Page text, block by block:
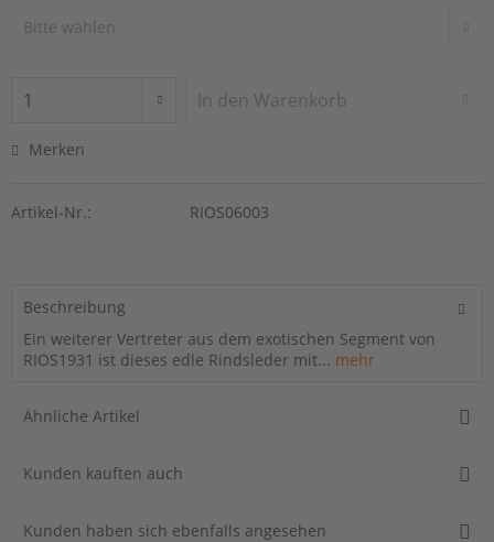
In den Warenkorb
Merken
Artikel-Nr.: RIOS06003
Beschreibung
Ein weiterer Vertreter aus dem exotischen Segment von
RIOS1931 ist dieses edle Rindsleder mit... mehr
Ähnliche Artikel
Kunden kauften auch
Kunden haben sich ebenfalls angesehen